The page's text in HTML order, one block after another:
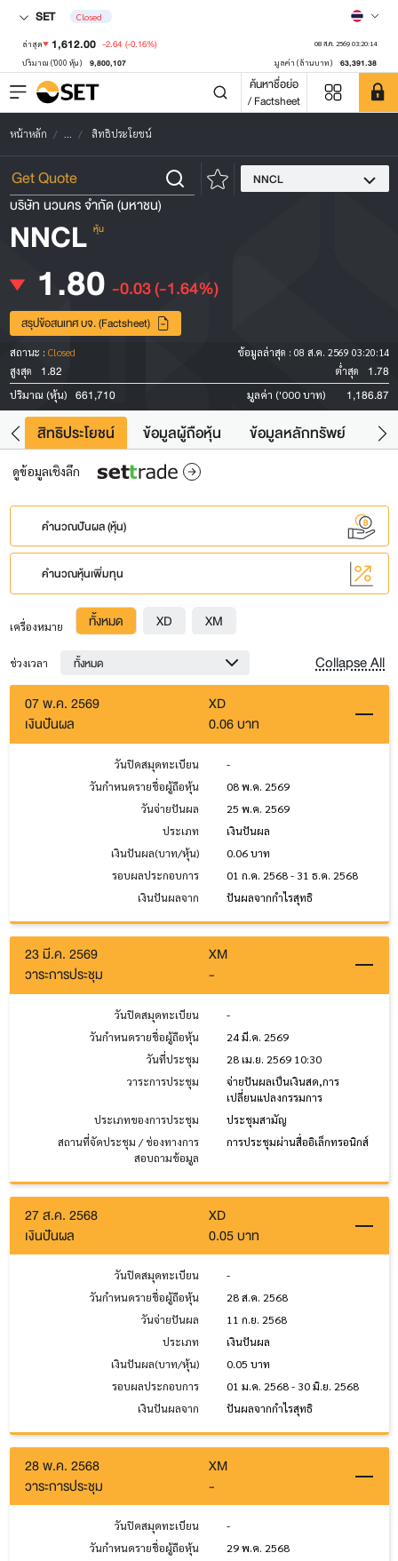
SET Closed
ล่าสุด 1,612.00 -2.64 (-0.16%) 08 ส.ค. 2569 03:20:14
ปริมาณ ('000 หุ้น) 9,800,107 มูลค่า (ล้านบาท) 63,391.38
ค้นหาชื่อย่อ
/ Factsheet
หน้าหลัก ... สิทธิประโยชน์
NNCL
บริษัท นวนคร จำกัด (มหาชน)
NNCL หุ้น
1.80 -0.03(-1.64%)
สรุปข้อสนเทศ บจ. (Factsheet)
สถานะ : Closed ข้อมูลล่าสุด : 08 ส.ค. 2569 03:20:14
สูงสุด
1.82 ต่ำสุด 1.78
ปริมาณ (หุ้น) 661,710 มูลค่า ('000 บาท) 1,186.87
สิทธิประโยชน์ ข้อมูลผู้ถือหุ้น ข้อมูลหลักทรัพย์
ดูข้อมูลเชิงลึก
คำนวณปันผล (หุ้น)
คำนวณหุ้นเพิ่มทุน
เครื่องหมาย ทั้งหมด XD XM
ช่วงเวลา ทั้งหมด Collapse All
07 พ.ค. 2569
XD
เงินปันผล
0.06 บาท
วันปิดสมุดทะเบียน
-
วันกำหนดรายชื่อผู้ถือหุ้น
08 พ.ค. 2569
วันจ่ายปันผล
25 พ.ค. 2569
ประเภท
เงินปันผล
เงินปันผล(บาท/หุ้น)
0.06 บาท
รอบผลประกอบการ
01 ก.ค. 2568 - 31 ธ.ค. 2568
เงินปันผลจาก
ปันผลจากกำไรสุทธิ
23 มี.ค. 2569
XM
วาระการประชุม
-
วันปิดสมุดทะเบียน
-
วันกำหนดรายชื่อผู้ถือหุ้น
24 มี.ค. 2569
วันที่ประชุม
28 เม.ย. 2569 10:30
วาระการประชุม
จ่ายปันผลเป็นเงินสด,การ
เปลี่ยนแปลงกรรมการ
ประเภทของการประชุม
ประชุมสามัญ
สถานที่จัดประชุม / ช่องทางการ
สอบถามข้อมูล
การประชุมผ่านสื่ออิเล็กทรอนิกส์
27 ส.ค. 2568
XD
เงินปันผล
0.05 บาท
วันปิดสมุดทะเบียน
-
วันกำหนดรายชื่อผู้ถือหุ้น
28 ส.ค. 2568
วันจ่ายปันผล
11 ก.ย. 2568
ประเภท
เงินปันผล
เงินปันผล(บาท/หุ้น)
0.05 บาท
รอบผลประกอบการ
01 ม.ค. 2568 - 30 มิ.ย. 2568
เงินปันผลจาก
ปันผลจากกำไรสุทธิ
28 พ.ค. 2568
XM
วาระการประชุม
-
วันปิดสมุดทะเบียน
-
วันกำหนดรายชื่อผู้ถือหุ้น
29 พ.ค. 2568